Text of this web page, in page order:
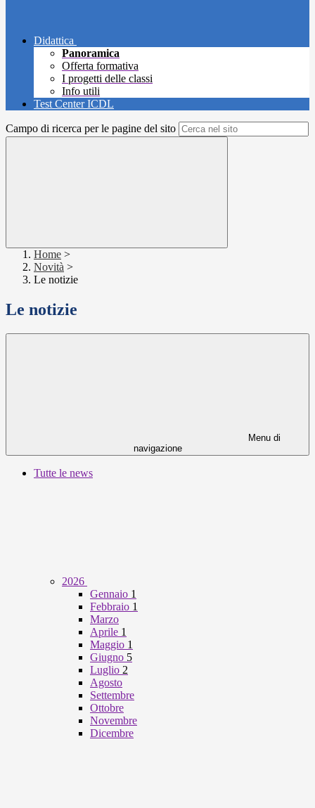
Didattica
Panoramica
Offerta formativa
I progetti delle classi
Info utili
Test Center ICDL
Campo di ricerca per le pagine del sito
Home >
Novità >
Le notizie
Le notizie
Menu di
navigazione
Tutte le news
2026
Gennaio 1
Febbraio 1
Marzo
Aprile 1
Maggio 1
Giugno 5
Luglio 2
Agosto
Settembre
Ottobre
Novembre
Dicembre